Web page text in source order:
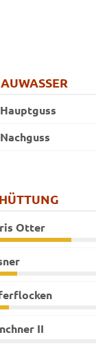
Hauptguss
Nachguss
Otter
II